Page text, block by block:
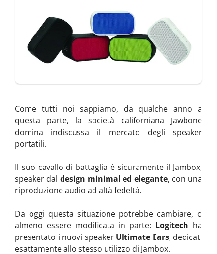
Come tutti noi sappiamo, da qualche anno a
questa parte, la società californiana Jawbone
domina indiscussa il mercato degli speaker
portatili.
Il suo cavallo di battaglia è sicuramente il Jambox,
speaker dal design minimal ed elegante, con una
riproduzione audio ad altà fedeltà.
Da oggi questa situazione potrebbe cambiare, o
almeno essere modificata in parte: Logitech ha
presentato i nuovi speaker Ultimate Ears, dedicati
esattamente allo stesso utilizzo di Jambox.